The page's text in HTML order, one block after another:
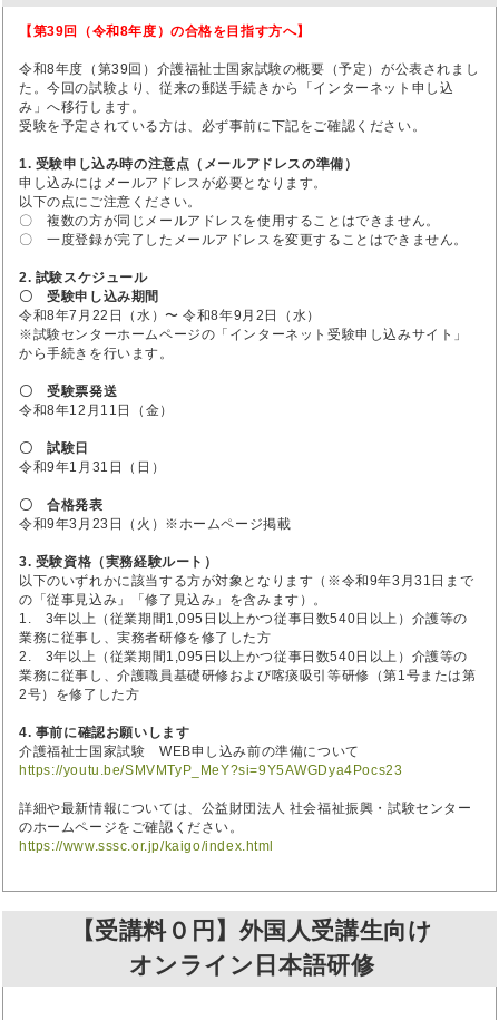
【第39回（令和8年度）の合格を目指す方へ】
令和8年度（第39回）介護福祉士国家試験の概要（予定）が公表されまし
た。今回の試験より、従来の郵送手続きから「インターネット申し込
み」へ移行します。
受験を予定されている方は、必ず事前に下記をご確認ください。
1. 受験申し込み時の注意点（メールアドレスの準備）
申し込みにはメールアドレスが必要となります。
以下の点にご注意ください。
〇 複数の方が同じメールアドレスを使用することはできません。
〇 一度登録が完了したメールアドレスを変更することはできません。
2. 試験スケジュール
〇 受験申し込み期間
令和8年7月22日（水）〜 令和8年9月2日（水）
※試験センターホームページの「インターネット受験申し込みサイト」
から手続きを行います。
〇 受験票発送
令和8年12月11日（金）
〇 試験日
令和9年1月31日（日）
〇 合格発表
令和9年3月23日（火）※ホームページ掲載
3. 受験資格（実務経験ルート）
以下のいずれかに該当する方が対象となります（※令和9年3月31日まで
の「従事見込み」「修了見込み」を含みます）。
1. 3年以上（従業期間1,095日以上かつ従事日数540日以上）介護等の
業務に従事し、実務者研修を修了した方
2. 3年以上（従業期間1,095日以上かつ従事日数540日以上）介護等の
業務に従事し、介護職員基礎研修および喀痰吸引等研修（第1号または第
2号）を修了した方
4. 事前に確認お願いします
介護福祉士国家試験 WEB申し込み前の準備について
https://youtu.be/SMVMTyP_MeY?si=9Y5AWGDya4Pocs23
詳細や最新情報については、公益財団法人 社会福祉振興・試験センター
のホームページをご確認ください。
https://www.sssc.or.jp/kaigo/index.html
【受講料０円】外国人受講生向け
オンライン日本語研修